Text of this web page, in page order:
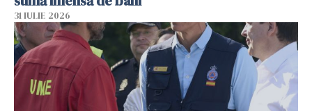
31 IULIE 2026